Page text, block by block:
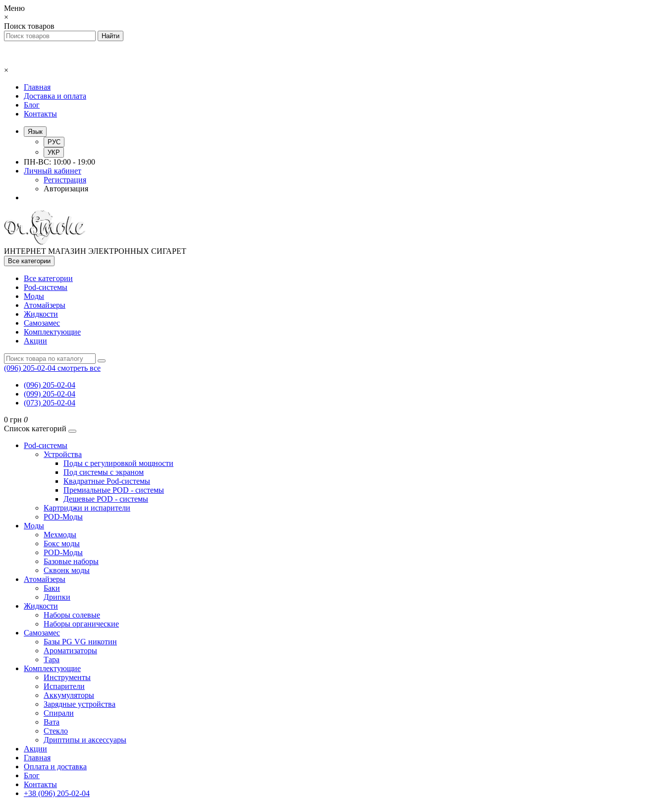
Меню
×
Поиск товаров
×
Главная
Доставка и оплата
Блог
Контакты
Язык
РУС
УКР
ПН-ВС: 10:00 - 19:00
Личный кабинет
Регистрация
Авторизация
ИНТЕРНЕТ МАГАЗИН ЭЛЕКТРОННЫХ СИГАРЕТ
Все категории
Все категории
Pod-системы
Моды
Атомайзеры
Жидкости
Самозамес
Комплектующие
Акции
(096) 205-02-04 смотреть все
(096) 205-02-04
(099) 205-02-04
(073) 205-02-04
0 грн 0
Список категорий
Pod-системы
Устройства
Поды с регулировкой мощности
Под системы с экраном
Квадратные Pod-системы
Премиальные POD - системы
Дешевые POD - системы
Картриджи и испарители
POD-Моды
Моды
Мехмоды
Бокс моды
POD-Моды
Базовые наборы
Сквонк моды
Атомайзеры
Баки
Дрипки
Жидкости
Наборы солевые
Наборы органические
Самозамес
Базы PG VG никотин
Ароматизаторы
Тара
Комплектующие
Инструменты
Испарители
Аккумуляторы
Зарядные устройства
Спирали
Вата
Стекло
Дриптипы и аксессуары
Акции
Главная
Оплата и доставка
Блог
Контакты
+38 (096) 205-02-04